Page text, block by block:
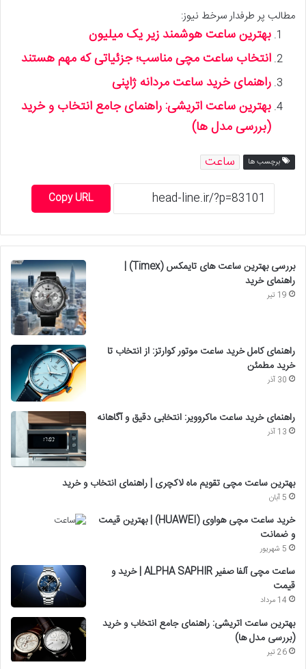
مطالب پر طرفدار سرخط نیوز:
بهترین ساعت هوشمند زیر یک میلیون
انتخاب ساعت مچی مناسب؛ جزئیاتی که مهم هستند
راهنمای خرید ساعت مردانه ژاپنی
بهترین ساعت اتریشی: راهنمای جامع انتخاب و خرید
(بررسی مدل ها)
برچسب ها ساعت
Copy URL
بررسی بهترین ساعت های تایمکس (Timex) |
راهنمای خرید
19 تیر
راهنمای کامل خرید ساعت موتور کوارتز: از انتخاب تا
خرید مطمئن
30 آذر
راهنمای خرید ساعت ماکروویر: انتخابی دقیق و آگاهانه
13 آذر
بهترین ساعت مچی تقویم ماه لاکچری | راهنمای انتخاب و خرید
5 آبان
خرید ساعت مچی هواوی (HUAWEI) | بهترین قیمت
و ضمانت
5 شهریور
ساعت مچی آلفا صفیر ALPHA SAPHIR | خرید و
قیمت
14 مرداد
بهترین ساعت اتریشی: راهنمای جامع انتخاب و خرید
(بررسی مدل ها)
26 تیر